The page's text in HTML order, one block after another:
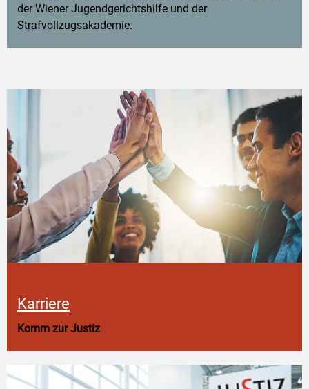
der Wiener Jugendgerichtshilfe und der
Strafvollzugsakademie.
Karriere
Komm zur Justiz